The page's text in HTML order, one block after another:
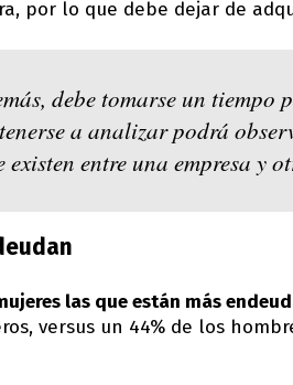
por lo que debe dejar de
debe tomarse un tiempo
a analizar podrá
existen entre una empresa y
las que están más
versus un 44% de los